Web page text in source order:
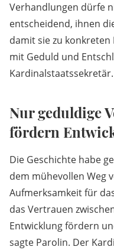
Verhandlungen dürfe
entscheidend, ihnen
damit sie zu
mit Geduld und
Kardinalstaatssekretär.
Nur geduldige
fördern
Die Geschichte habe
dem mühevollen Weg
Aufmerksamkeit für
das Vertrauen
Entwicklung fördern
sagte Parolin. Der